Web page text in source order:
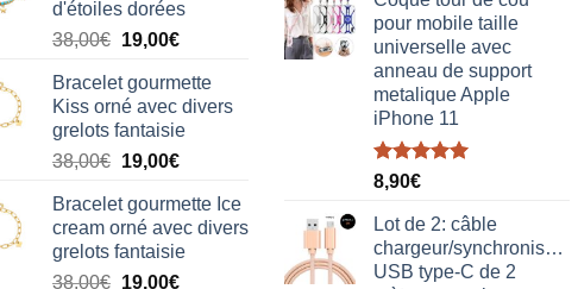
d'étoiles dorées
38,00€ Le
initial
était :
38,00€.
19,00€Le
actuel
est :
19,00€.
Bracelet gourmette
Kiss orné avec divers
grelots fantaisie
38,00€ Le
initial
était :
38,00€.
19,00€Le
actuel
est :
19,00€.
Bracelet gourmette Ice
cream orné avec divers
grelots fantaisie
38,00€ Le
19,00€Le
pour mobile taille
universelle avec
anneau de support
metalique Apple
iPhone 11
Note5.00
8,90€
Lot de 2: câble
chargeur/synchronisation
USB type-C de 2